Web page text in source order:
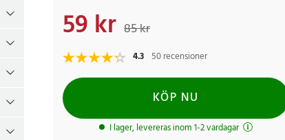
Nuvarande pris
59 kr 85 kr
4.3 50 recensioner
KÖP NU
I lager, levereras inom 1-2 vardagar